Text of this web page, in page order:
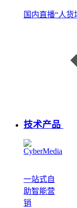
国内直播“人货
技术产品
一站式自
助智能营
销